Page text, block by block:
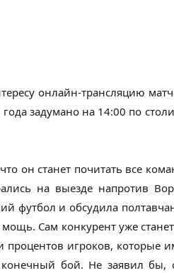
онлайн-трансляцию
задумано на 14:00 по
он станет почитать все
на выезде напротив
футбол и обсудила
Сам конкурент уже
процентов игроков,
бой. Не заявил бы,